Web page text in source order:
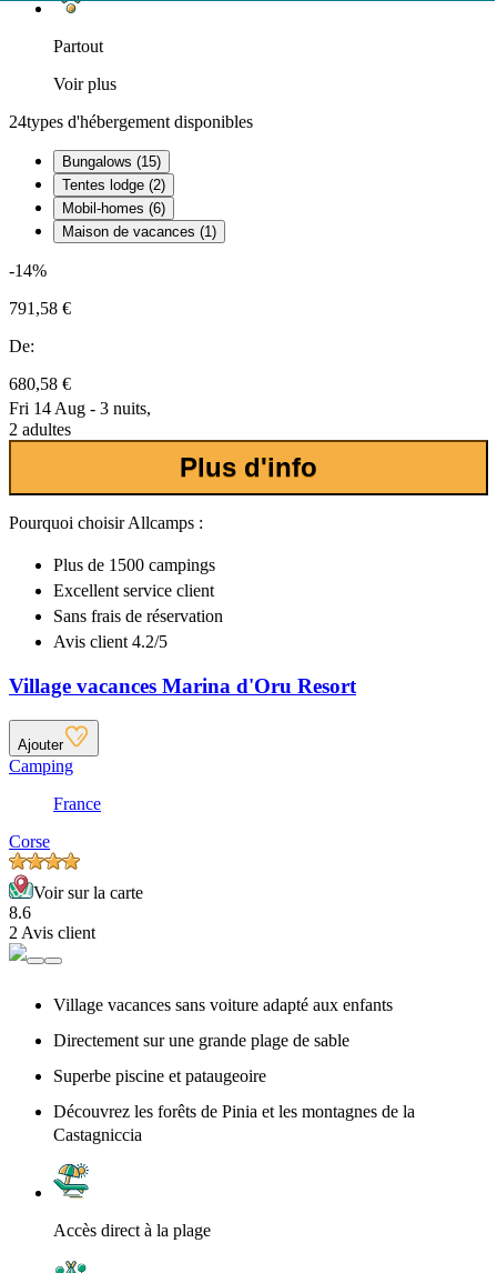
Partout
Voir plus
24types d'hébergement disponibles
Bungalows (15)
Tentes lodge (2)
Mobil-homes (6)
Maison de vacances (1)
-14%
791,58 €
De:
680,58 €
Fri 14 Aug - 3 nuits,
2 adultes
Plus d'info
Pourquoi choisir Allcamps :
Plus de 1500 campings
Excellent service client
Sans frais de réservation
Avis client 4.2/5
Village vacances Marina d'Oru Resort
Ajouter
Camping
France
Corse
Voir sur la carte
8.6
2 Avis client
Village vacances sans voiture adapté aux enfants
Directement sur une grande plage de sable
Superbe piscine et pataugeoire
Découvrez les forêts de Pinia et les montagnes de la
Castagniccia
Accès direct à la plage